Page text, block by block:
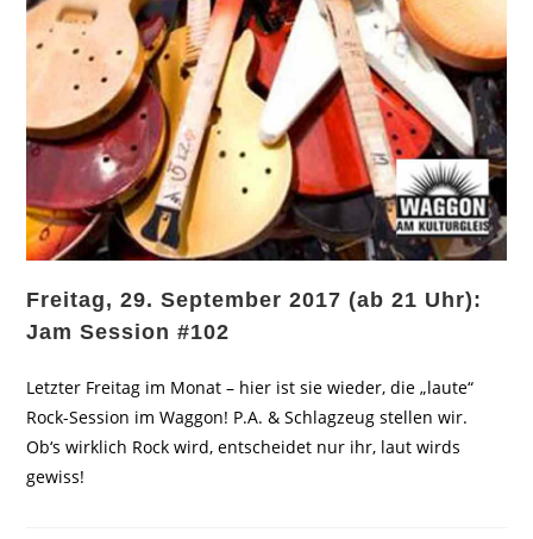
Freitag, 29. September 2017 (ab 21 Uhr):
Jam Session #102
Letzter Freitag im Monat – hier ist sie wieder, die „laute“
Rock-Session im Waggon! P.A. & Schlagzeug stellen wir.
Ob‘s wirklich Rock wird, entscheidet nur ihr, laut wirds
gewiss!